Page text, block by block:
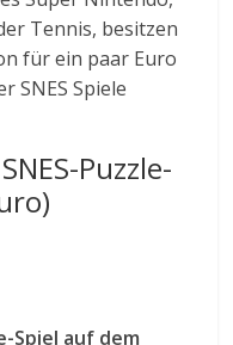
Tennis, besitzen
für ein paar Euro
SNES Spiele
Puzzle-
Spiel auf dem